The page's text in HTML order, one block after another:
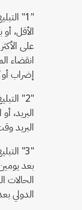
"1"
الأقل،
على
انقضاء
إضراب أو
"2"
البريد،
البريد
"3"
بعد
الحالات
الدولي